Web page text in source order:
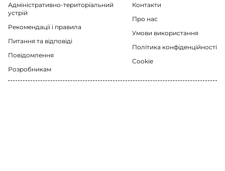
Адміністративно-територіальний
устрій
Рекомендації i правила
Питання та відповіді
Повідомлення
Розробникам
Контакти
Про нас
Умови використання
Політика конфіденційності
Cookie